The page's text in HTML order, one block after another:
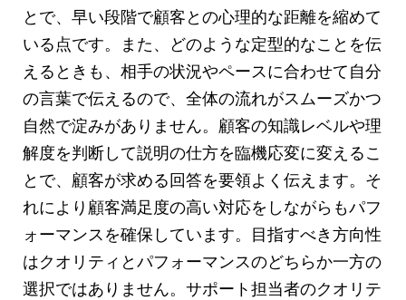
とで、早い段階で顧客との心理的な距離を縮めて
いる点です。また、どのような定型的なことを伝
えるときも、相手の状況やペースに合わせて自分
の言葉で伝えるので、全体の流れがスムーズかつ
自然で淀みがありません。顧客の知識レベルや理
解度を判断して説明の仕方を臨機応変に変えるこ
とで、顧客が求める回答を要領よく伝えます。そ
れにより顧客満足度の高い対応をしながらもパフ
ォーマンスを確保しています。目指すべき方向性
はクオリティとパフォーマンスのどちらか一方の
選択ではありません。サポート担当者のクオリテ